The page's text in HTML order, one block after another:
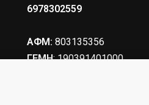
6978302559
ΑΦΜ: 803135356
ΓΕΜΗ: 190391401000